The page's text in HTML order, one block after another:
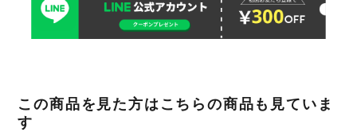
この商品を見た方はこちらの商品も見ていま
す